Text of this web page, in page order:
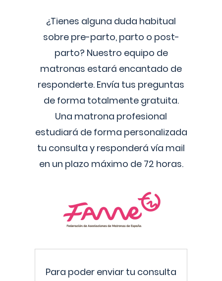
¿Tienes alguna duda habitual
sobre pre-parto, parto o post-
parto? Nuestro equipo de
matronas estará encantado de
responderte. Envía tus preguntas
de forma totalmente gratuita.
Una matrona profesional
estudiará de forma personalizada
tu consulta y responderá vía mail
en un plazo máximo de 72 horas.
Para poder enviar tu consulta